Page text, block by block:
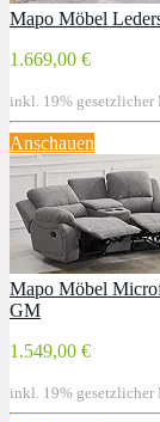
Mapo Möbel
1.669,00 €
inkl. 19% gesetzlicher
Anschauen
Mapo Möbel
GM
1.549,00 €
inkl. 19% gesetzlicher